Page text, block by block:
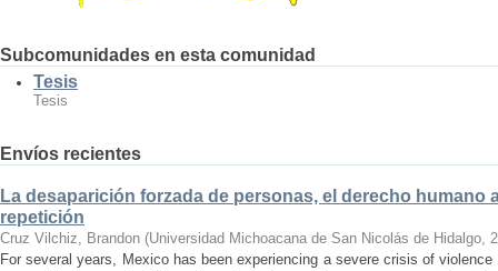
Subcomunidades en esta comunidad
Tesis
Tesis
Envíos recientes
La desaparición forzada de personas, el derecho humano
repetición
Cruz Vilchiz, Brandon (Universidad Michoacana de San Nicolás de Hidalgo,
For several years, Mexico has been experiencing a severe crisis of